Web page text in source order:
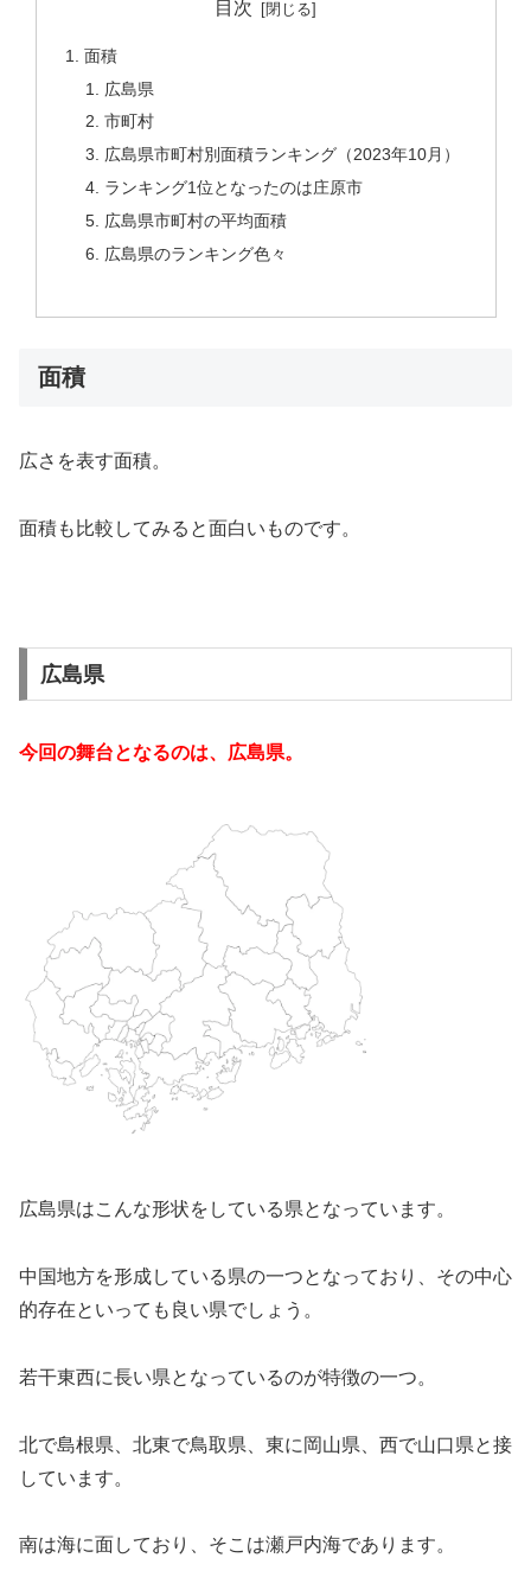
目次
面積
広島県
市町村
広島県市町村別面積ランキング（2023年10月）
ランキング1位となったのは庄原市
広島県市町村の平均面積
広島県のランキング色々
面積
広さを表す面積。
面積も比較してみると面白いものです。
広島県
今回の舞台となるのは、広島県。
広島県はこんな形状をしている県となっています。
中国地方を形成している県の一つとなっており、その中心
的存在といっても良い県でしょう。
若干東西に長い県となっているのが特徴の一つ。
北で島根県、北東で鳥取県、東に岡山県、西で山口県と接
しています。
南は海に面しており、そこは瀬戸内海であります。